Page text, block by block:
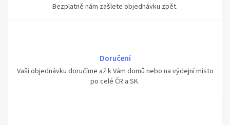
Bezplatně nám zašlete objednávku zpět.
Doručení
Vaši objednávku doručíme až k Vám domů nebo na výdejní místo
po celé ČR a SK.